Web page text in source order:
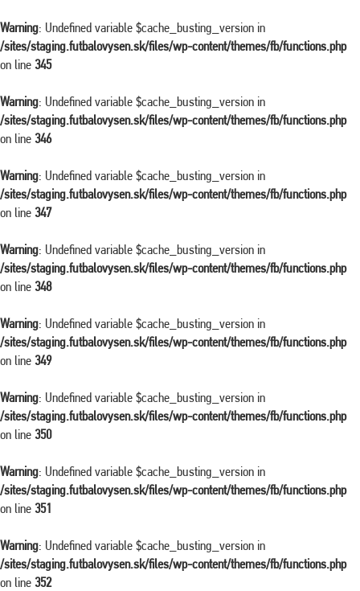
Warning: Undefined variable $cache_busting_version in
/sites/staging.futbalovysen.sk/files/wp-content/themes/fb/functions.php
on line 345
Warning: Undefined variable $cache_busting_version in
/sites/staging.futbalovysen.sk/files/wp-content/themes/fb/functions.php
on line 346
Warning: Undefined variable $cache_busting_version in
/sites/staging.futbalovysen.sk/files/wp-content/themes/fb/functions.php
on line 347
Warning: Undefined variable $cache_busting_version in
/sites/staging.futbalovysen.sk/files/wp-content/themes/fb/functions.php
on line 348
Warning: Undefined variable $cache_busting_version in
/sites/staging.futbalovysen.sk/files/wp-content/themes/fb/functions.php
on line 349
Warning: Undefined variable $cache_busting_version in
/sites/staging.futbalovysen.sk/files/wp-content/themes/fb/functions.php
on line 350
Warning: Undefined variable $cache_busting_version in
/sites/staging.futbalovysen.sk/files/wp-content/themes/fb/functions.php
on line 351
Warning: Undefined variable $cache_busting_version in
/sites/staging.futbalovysen.sk/files/wp-content/themes/fb/functions.php
on line 352